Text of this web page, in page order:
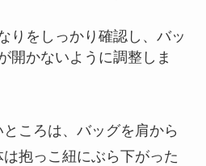
りをしっかり確認し、バッ
開かないように調整しま
ころは、バッグを肩から
抱っこ紐にぶら下がった